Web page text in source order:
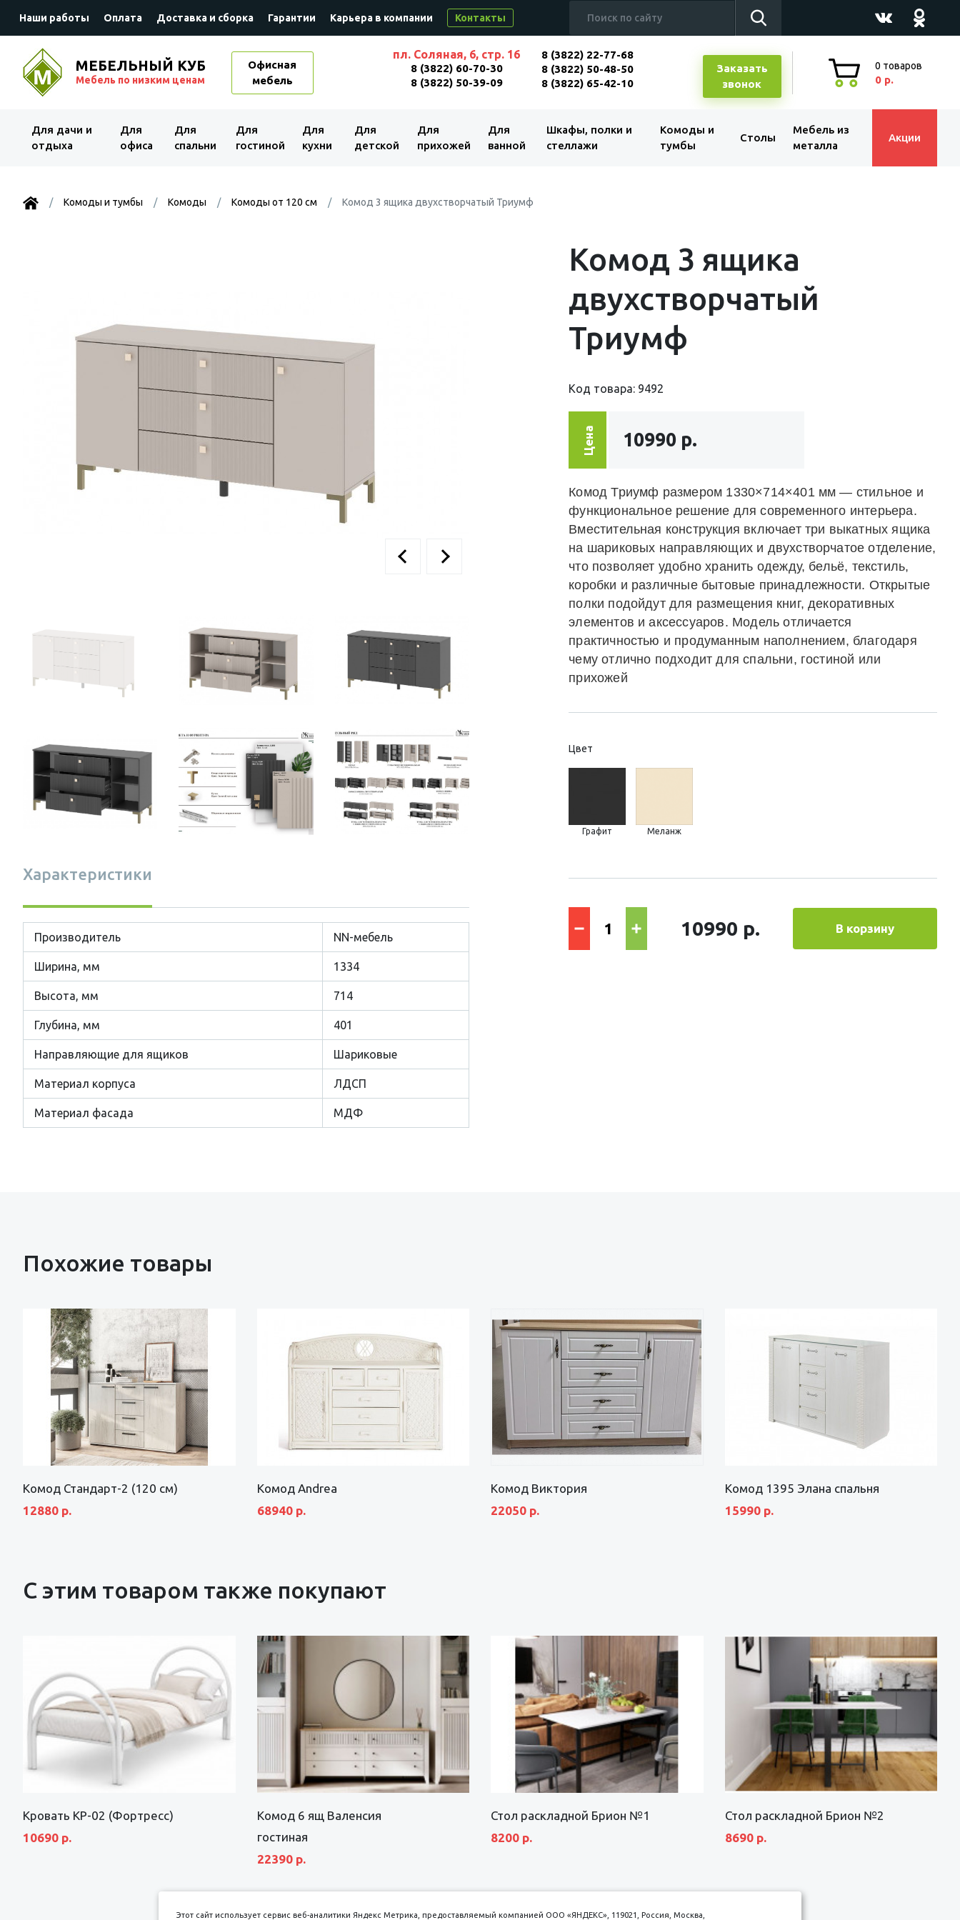
Наши работы Оплата Доставка и сборка Гарантии Карьера в компании Контакты
МЕБЕЛЬНЫЙ КУБ
Мебель по низким ценам
Офисная
мебель
пл. Соляная, 6, стр. 16
8 (3822) 60-70-30
8 (3822) 50-39-09
8 (3822) 22-77-68
8 (3822) 50-48-50
8 (3822) 65-42-10
Заказать
звонок
0 товаров
0 р.
Для дачи и
отдыха
Для
офиса
Для
спальни
Для
гостиной
Для
кухни
Для
детской
Для
прихожей
Для
ванной
Шкафы, полки и
стеллажи
Комоды и
тумбы
Столы
Мебель из
металла
Акции
Комоды и тумбы Комоды Комоды от 120 см Комод 3 ящика двухстворчатый Триумф
Характеристики
Производитель NN-мебель
Ширина, мм 1334
Высота, мм 714
Глубина, мм 401
Направляющие для ящиков Шариковые
Материал корпуса ЛДСП
Материал фасада МДФ
Комод 3 ящика
двухстворчатый
Триумф
Код товара: 9492
Цена 10990 р.
Комод Триумф размером 1330×714×401 мм — стильное и
функциональное решение для современного интерьера.
Вместительная конструкция включает три выкатных ящика
на шариковых направляющих и двухстворчатое отделение,
что позволяет удобно хранить одежду, бельё, текстиль,
коробки и различные бытовые принадлежности. Открытые
полки подойдут для размещения книг, декоративных
элементов и аксессуаров. Модель отличается
практичностью и продуманным наполнением, благодаря
чему отлично подходит для спальни, гостиной или
прихожей
Цвет
Графит Меланж
10990 р. В корзину
Похожие товары
Комод Стандарт-2 (120 см)
12880 р.
Комод Andrea
68940 р.
Комод Виктория
22050 р.
Комод 1395 Элана спальня
15990 р.
С этим товаром также покупают
Кровать КР-02 (Фортресс)
10690 р.
Комод 6 ящ Валенсия
гостиная
22390 р.
Стол раскладной Брион №1
8200 р.
Стол раскладной Брион №2
8690 р.
Этот сайт использует сервис веб-аналитики Яндекс Метрика, предоставляемый компанией ООО «ЯНДЕКС», 119021, Россия, Москва,